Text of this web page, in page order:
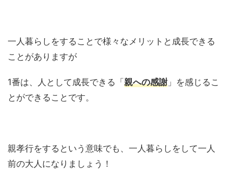
一人暮らしをすることで様々なメリットと成長できる
ことがありますが
1番は、人として成長できる「 親への感謝」を感じるこ
とができることです。
親孝行をするという意味でも、一人暮らしをして一人
前の大人になりましょう！